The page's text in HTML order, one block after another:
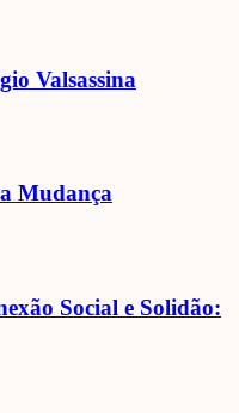
Valsassina
Mudança
Social e Solidão: